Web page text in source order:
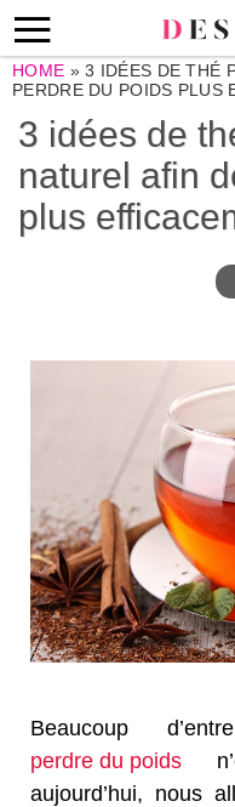
HOME »3 IDÉES DE THÉ
PERDRE DU POIDS PLUS
3 idées de
naturel afin
plus
Beaucoup
perdre du poids
aujourd’hui, nous